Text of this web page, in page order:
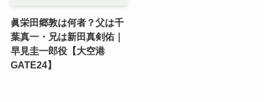
眞栄田郷敦は何者？父は千
葉真一・兄は新田真剣佑｜
早見圭一郎役【大空港
GATE24】